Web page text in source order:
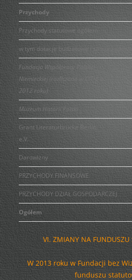
Przychody
Przychody statutowe ogółem
w tym dotacje budżetowe i samorządowe
Fundacja Współpracy Polsko-
Niemieckiej (rozliczono w CIT-8 w
2012 roku)
Muzeum Historii Polski
Grant Literaturbrucke Berlin
e.V.
Darowizny
PRZYCHODY FINANSOWE
PRZYCHODY DZIAŁ.GOSPODARCZEJ
Ogółem
VI. ZMIANY NA FUNDUSZU
W 2013 roku w Fundacji bez
funduszu